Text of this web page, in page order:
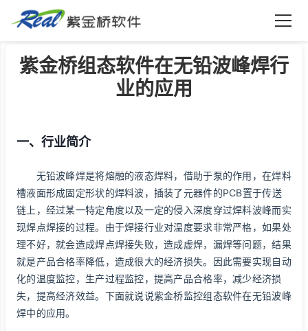
紫金桥软件
紫金桥组态软件在无铅波峰焊行
业的应用
一、行业简介
无铅波峰焊是将熔融的液态焊料，借助于泵的作用，在焊料
槽液面形成固定形状的焊料波，插装了元器件的PCB置于传送
链上，经过某一特定角度以及一定的侵入深度穿过焊料波峰而实
现焊点焊接的过程。由于焊接行业对温度要求非常严格，如果处
理不好，就会造成焊点焊接失败，造成虚焊，漏焊等问题，结果
就是产品合格率降低，造成很大的经济损失。因此需要实现自动
化的温度监控，生产过程监控，提高产品合格率，减少经济损
失，提高经济效益。下面就说说紫金桥监控组态软件在无铅波峰
焊中的应用。